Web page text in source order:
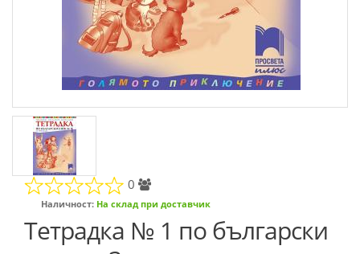
0
Наличност: На склад при доставчик
Тетрадка № 1 по български